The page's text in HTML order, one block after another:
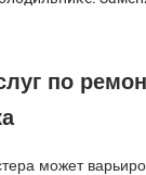
по
может